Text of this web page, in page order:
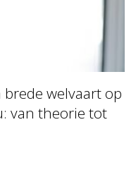
welvaart op
van theorie tot